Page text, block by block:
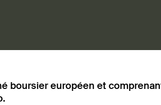
boursier européen et